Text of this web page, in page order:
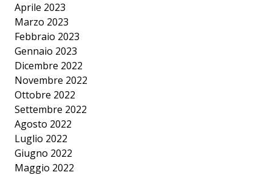
Aprile 2023
Marzo 2023
Febbraio 2023
Gennaio 2023
Dicembre 2022
Novembre 2022
Ottobre 2022
Settembre 2022
Agosto 2022
Luglio 2022
Giugno 2022
Maggio 2022